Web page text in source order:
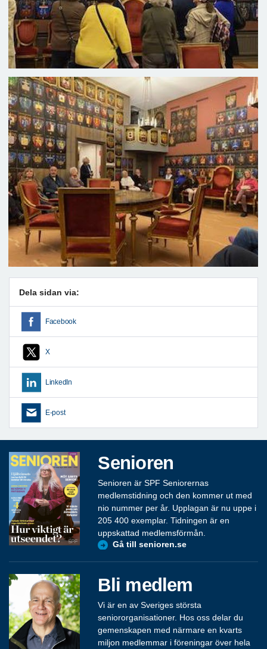
Dela sidan via:
Facebook
X
LinkedIn
E-post
Senioren
Senioren är SPF Seniorernas
medlemstidning och den kommer ut med
nio nummer per år. Upplagan är nu uppe i
205 400 exemplar. Tidningen är en
uppskattad medlemsförmån.
Gå till senioren.se
Bli medlem
Vi är en av Sveriges största
seniororganisationer. Hos oss delar du
gemenskapen med närmare en kvarts
miljon medlemmar i föreningar över hela